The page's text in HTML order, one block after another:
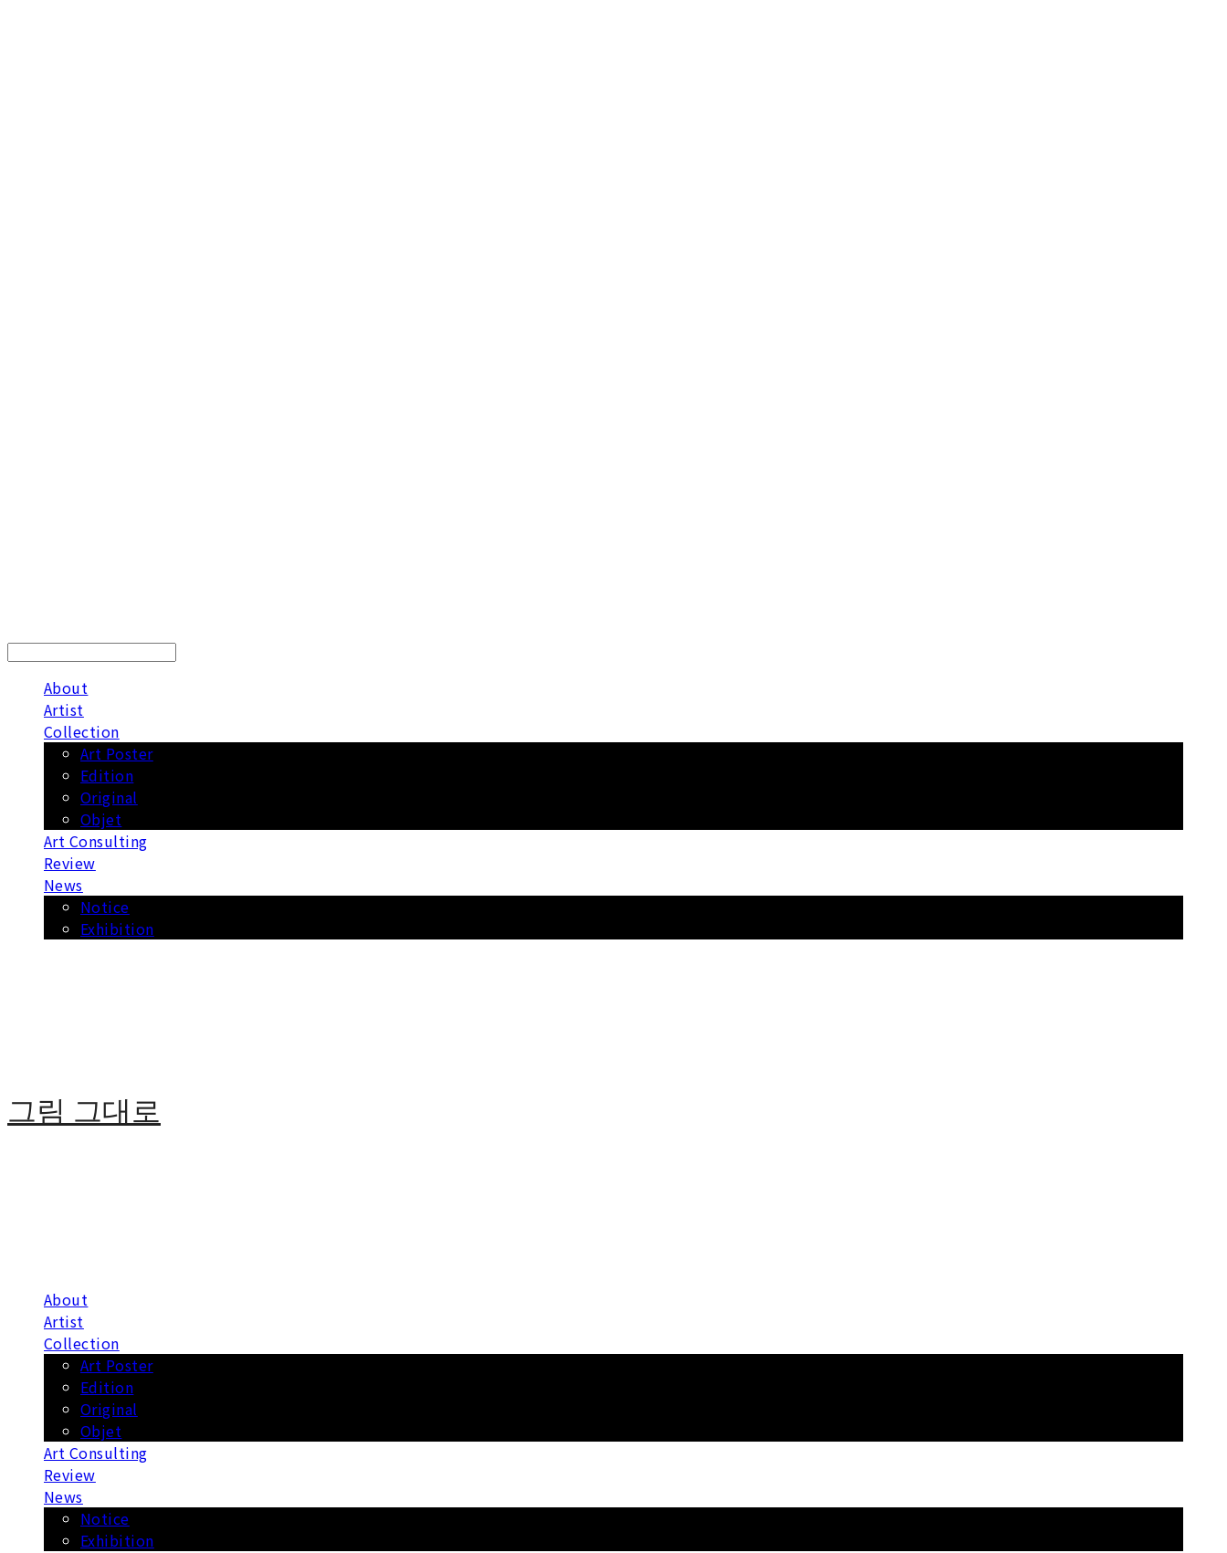
About
Artist
Collection
Art Poster
Edition
Original
Objet
Art Consulting
Review
News
Notice
Exhibition
그림 그대로
About
Artist
Collection
Art Poster
Edition
Original
Objet
Art Consulting
Review
News
Notice
Exhibition